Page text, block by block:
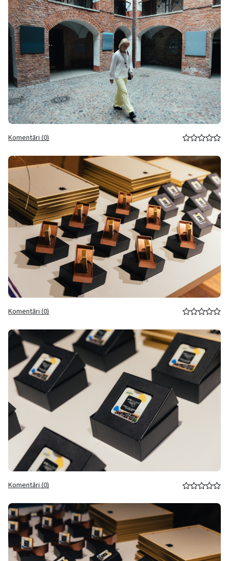
Komentāri (0)
Komentāri (0)
Komentāri (0)